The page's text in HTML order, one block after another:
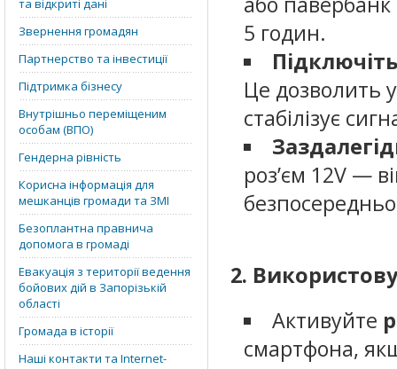
та відкриті дані
Звернення громадян
Партнерство та інвестиції
Підтримка бізнесу
Внутрішньо переміщеним
особам (ВПО)
Гендерна рівність
Корисна інформація для
мешканців громади та ЗМІ
Безоплантна правнича
допомога в громаді
Евакуація з території ведення
бойових дій в Запорізькій
області
Громада в історії
Наші контакти та Internet-
5 годин.
Це дозволить
стабілізує
роз’єм 12V —
2.
Активуйте
смартфона,